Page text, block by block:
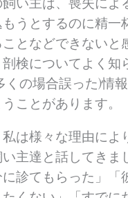
い主は、喪失によ
うとするのに精一
となどできないと
検についてよく知
くの場合誤った)情
ことがあります。
は様々な理由によ
主達と話してきま
診てもらった」「